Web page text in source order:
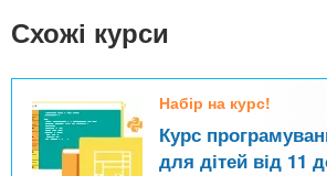
Схожі курси
Набір на курс!
Курс
для дітей від 11